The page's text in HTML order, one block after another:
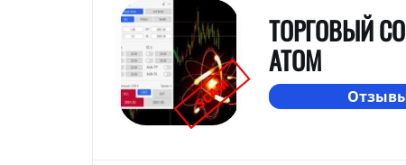
SCAM
ТОРГОВЫЙ
АТОМ